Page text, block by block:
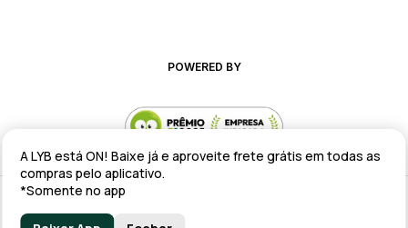
POWERED BY
Alteração de preços e condições comerciais estão sujeitas a alteração
A LYB está ON! Baixe já e aproveite frete grátis em todas as
compras pelo aplicativo.
*Somente no app